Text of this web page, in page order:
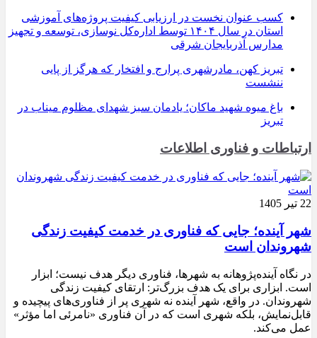
کسب عنوان نخست در ارزیابی کیفیت پروژه‌های آموزشی
استان در سال ۱۴۰۴ توسط اداره‌کل نوسازی، توسعه و تجهیز
مدارس آذربایجان شرقی
تبریز کهن، مادرشهری پرارج و افتخار که هرگز از پایی
ننشست
باغ میوه شهید ماکان؛ یادمان سبز شهدای مظلوم میناب در
تبریز
ارتباطات و فناوری اطلاعات
22 تیر 1405
شهر آینده؛ جایی که فناوری در خدمت کیفیت زندگی
شهروندان است
در نگاه آینده‌پژوهانه به شهرها، فناوری دیگر هدف نیست؛ ابزار
است. ابزاری برای یک هدف بزرگ‌تر: ارتقای کیفیت زندگی
شهروندان. در واقع، شهر آینده نه شهری پر از فناوری‌های پیچیده و
قابل‌نمایش، بلکه شهری است که در آن فناوری «نامرئی اما مؤثر»
عمل می‌کند.